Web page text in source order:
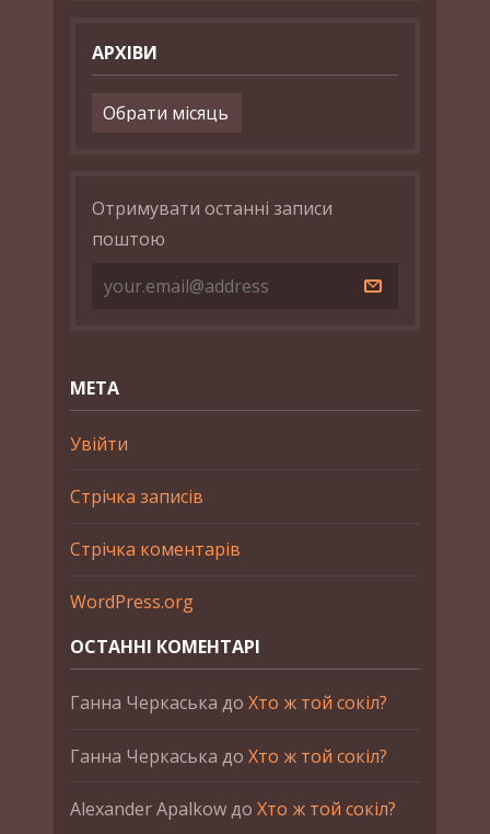
АРХІВИ
Архіви
Отримувати останні записи
поштою
МЕТА
Увійти
Стрічка записів
Стрічка коментарів
WordPress.org
ОСТАННІ КОМЕНТАРІ
Ганна Черкаська до Хто ж той сокіл?
Ганна Черкаська до Хто ж той сокіл?
Alexander Apalkowдо Хто ж той сокіл?